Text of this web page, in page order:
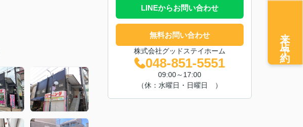
LINEからお問い合わせ
無料お問い合わせ
株式会社グッドステイホーム
048-851-5551
09:00～17:00
（休：水曜日・日曜日 ）
来店予約